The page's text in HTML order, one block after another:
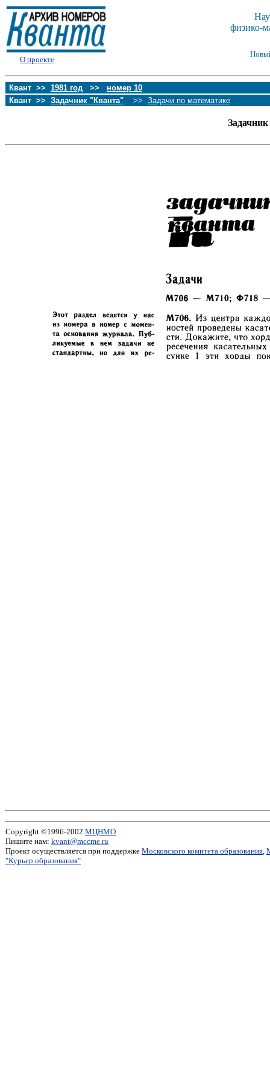
О проекте
физико-
Квант >> 1981 год >> номер 10
Квант >> Задачник "Кванта" >> Задачи по математике
Copyright ©1996-2002 МЦНМО
Пишите нам: kvant@mccme.ru
Проект осуществляется при поддержке Московского комитета образования,
"Курьер образования"